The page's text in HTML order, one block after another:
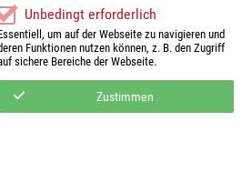
ein Konto?
notwendigen Informationen mit Ihren
Neues Passwort anfordern
Unbedingt erforderlich
um auf der Webseite zu navigieren und
Funktionen nutzen können, z. B. den Zugriff
sichere Bereiche der Webseite.
Zustimmen